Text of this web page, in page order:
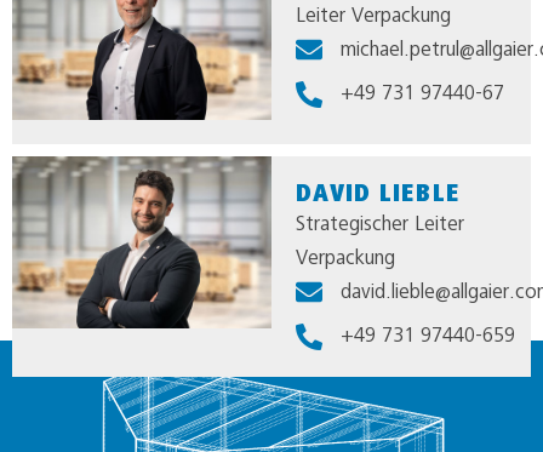
Leiter Verpackung
+49 731 97440-67
DAVID LIEBLE
Strategischer Leiter
Verpackung
+49 731 97440-659